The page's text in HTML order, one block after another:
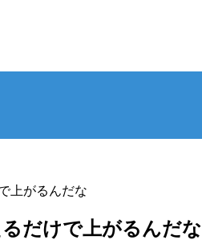
上がるんだな
だけで上がるんだな